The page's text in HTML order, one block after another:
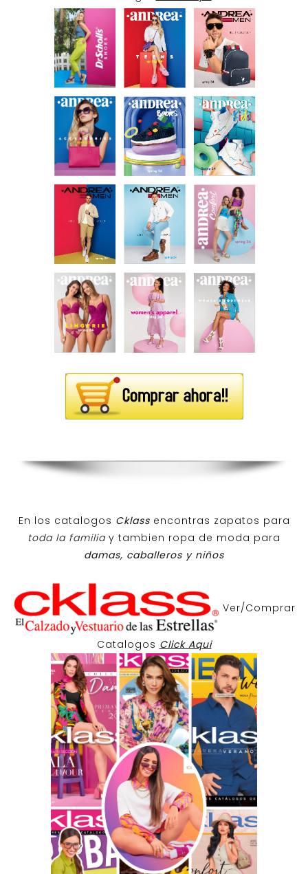
En los catalogos Cklass encontras zapatos para
toda la familiay tambien ropa de moda para
damas, caballeros y niños
Ver/Comprar
Catalogos Click Aqui